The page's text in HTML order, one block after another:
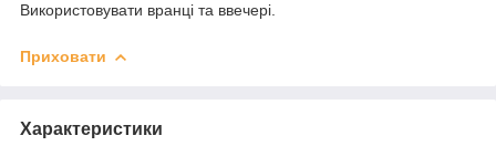
Використовувати вранці та ввечері.
Приховати
Характеристики